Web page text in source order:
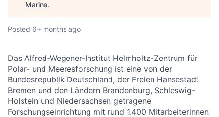
Marine.
Posted 6+ months ago
Das Alfred-Wegener-Institut Helmholtz-Zentrum für
Polar- und Meeresforschung ist eine von der
Bundesrepublik Deutschland, der Freien Hansestadt
Bremen und den Ländern Brandenburg, Schleswig-
Holstein und Niedersachsen getragene
Forschungseinrichtung mit rund 1.400 Mitarbeiterinnen